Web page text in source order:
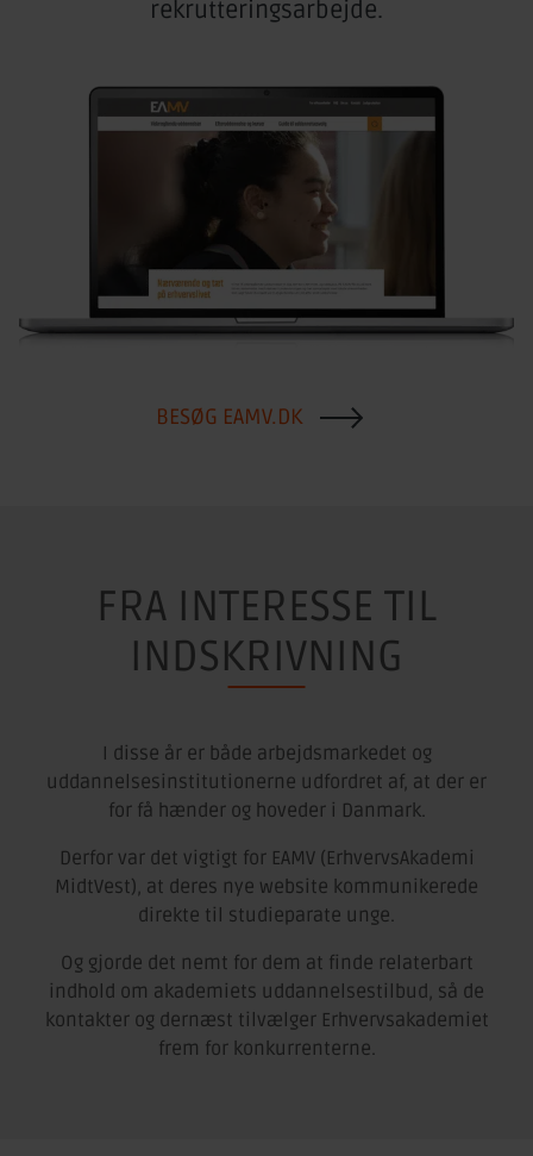
rekrutteringsarbejde.
BESØG EAMV.DK
FRA INTERESSE TIL
INDSKRIVNING
I disse år er både arbejdsmarkedet og
uddannelsesinstitutionerne udfordret af, at der er
for få hænder og hoveder i Danmark.
Derfor var det vigtigt for EAMV (ErhvervsAkademi
MidtVest), at deres nye website kommunikerede
direkte til studieparate unge.
Og gjorde det nemt for dem at finde relaterbart
indhold om akademiets uddannelsestilbud, så de
kontakter og dernæst tilvælger Erhvervsakademiet
frem for konkurrenterne.